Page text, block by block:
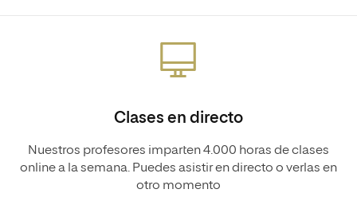
Clases en directo
Nuestros profesores imparten 4.000 horas de clases
online a la semana. Puedes asistir en directo o verlas en
otro momento